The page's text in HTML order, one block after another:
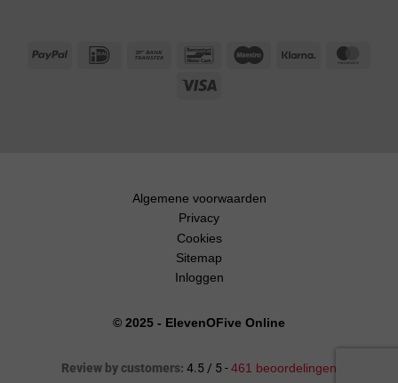
PayPal IDeal
Bank
BancontactMaestro Klarna
Algemene voorwaarden
Privacy
Cookies
Sitemap
Inloggen
© 2025 - ElevenOFive Online
Review by customers: 4.5 / 5 -461 beoordelingen